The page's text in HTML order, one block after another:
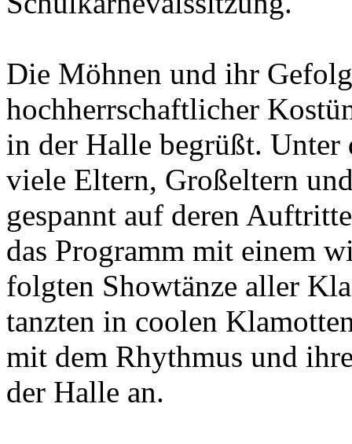
Die Möhnen und ihr
hochherrschaftlicher
in der Halle begrüßt. Unter
viele Eltern, Großeltern
gespannt auf deren
das Programm mit einem
folgten Showtänze aller
tanzten in coolen
mit dem Rhythmus und
der Halle an.